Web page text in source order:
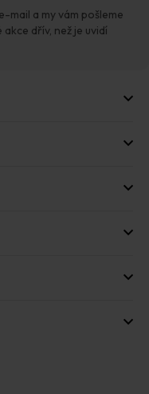
mail a my vám pošleme
dřív, než je uvidí